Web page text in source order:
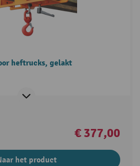
heftrucks, gelakt
€ 377,00
het product